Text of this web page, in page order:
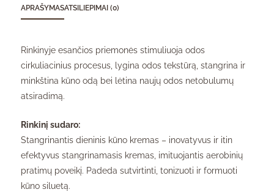
APRAŠYMASATSILIEPIMAI (0)
Rinkinyje esančios priemonės stimuliuoja odos
cirkuliacinius procesus, lygina odos tekstūrą, stangrina ir
minkština kūno odą bei lėtina naujų odos netobulumų
atsiradimą.
Rinkinį sudaro:
Stangrinantis dieninis kūno kremas – inovatyvus ir itin
efektyvus stangrinamasis kremas, imituojantis aerobinių
pratimų poveikį. Padeda sutvirtinti, tonizuoti ir formuoti
kūno siluetą.